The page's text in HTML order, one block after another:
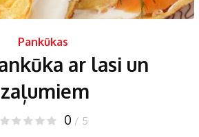
Pankūkas
ar lasi un
zaļumiem
0 / 5